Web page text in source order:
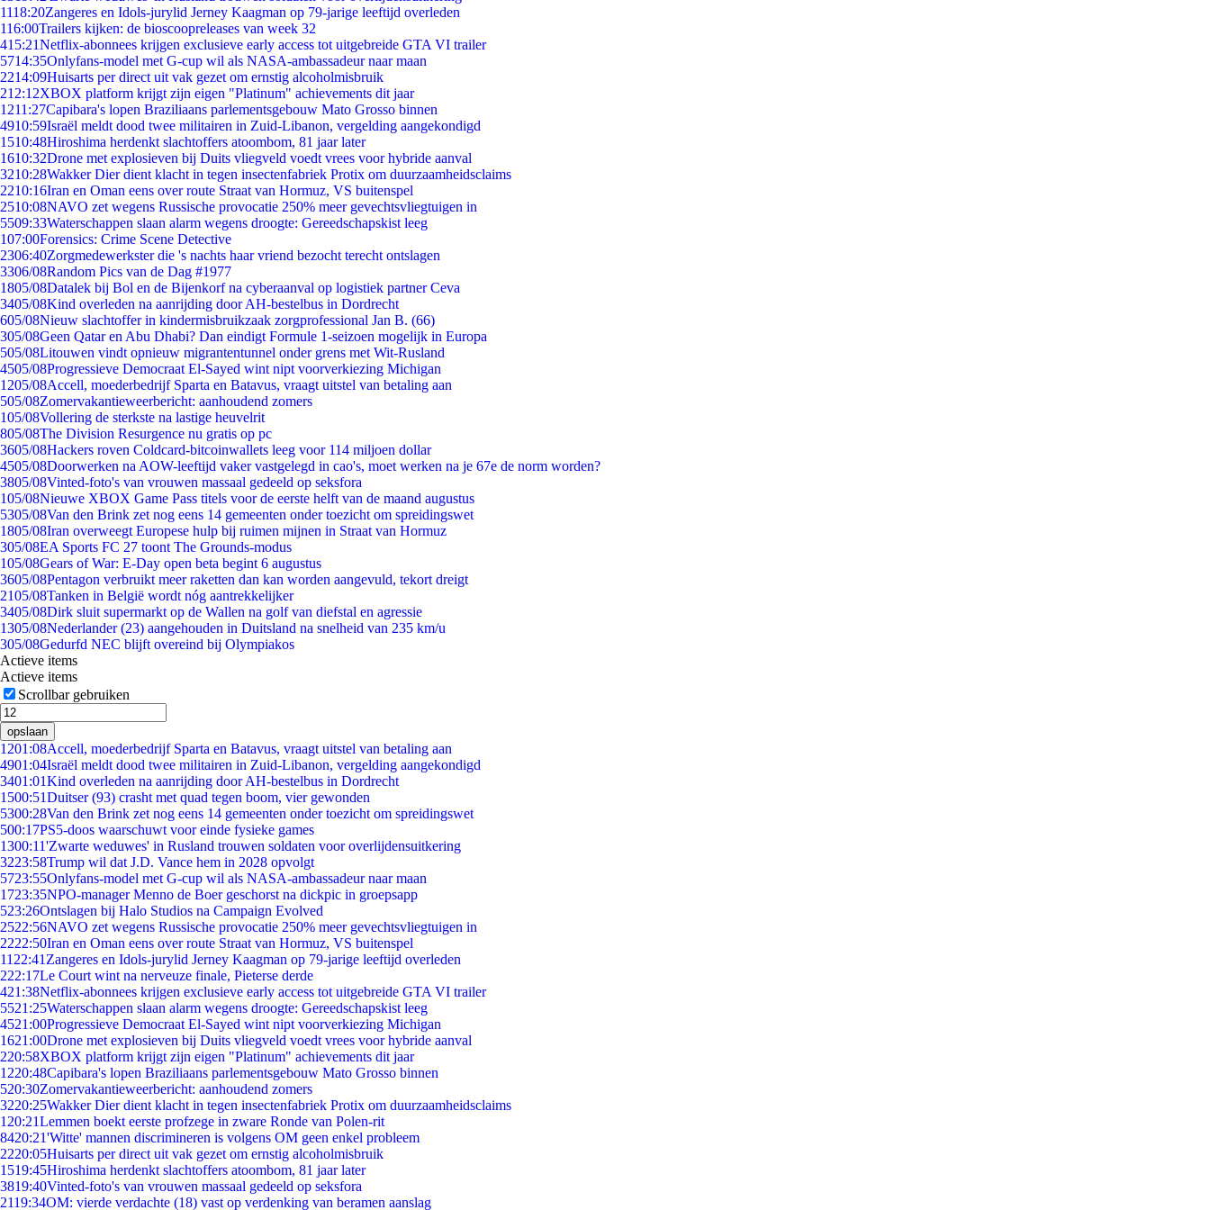
1118:20Zangeres en Idols-jurylid Jerney Kaagman op 79-jarige leeftijd overleden
116:00Trailers kijken: de bioscoopreleases van week 32
415:21Netflix-abonnees krijgen exclusieve early access tot uitgebreide GTA VI trailer
5714:35Onlyfans-model met G-cup wil als NASA-ambassadeur naar maan
2214:09Huisarts per direct uit vak gezet om ernstig alcoholmisbruik
212:12XBOX platform krijgt zijn eigen "Platinum" achievements dit jaar
1211:27Capibara's lopen Braziliaans parlementsgebouw Mato Grosso binnen
4910:59Israël meldt dood twee militairen in Zuid-Libanon, vergelding aangekondigd
1510:48Hiroshima herdenkt slachtoffers atoombom, 81 jaar later
1610:32Drone met explosieven bij Duits vliegveld voedt vrees voor hybride aanval
3210:28Wakker Dier dient klacht in tegen insectenfabriek Protix om duurzaamheidsclaims
2210:16Iran en Oman eens over route Straat van Hormuz, VS buitenspel
2510:08NAVO zet wegens Russische provocatie 250% meer gevechtsvliegtuigen in
5509:33Waterschappen slaan alarm wegens droogte: Gereedschapskist leeg
107:00Forensics: Crime Scene Detective
2306:40Zorgmedewerkster die 's nachts haar vriend bezocht terecht ontslagen
3306/08Random Pics van de Dag #1977
1805/08Datalek bij Bol en de Bijenkorf na cyberaanval op logistiek partner Ceva
3405/08Kind overleden na aanrijding door AH-bestelbus in Dordrecht
605/08Nieuw slachtoffer in kindermisbruikzaak zorgprofessional Jan B. (66)
305/08Geen Qatar en Abu Dhabi? Dan eindigt Formule 1-seizoen mogelijk in Europa
505/08Litouwen vindt opnieuw migrantentunnel onder grens met Wit-Rusland
4505/08Progressieve Democraat El-Sayed wint nipt voorverkiezing Michigan
1205/08Accell, moederbedrijf Sparta en Batavus, vraagt uitstel van betaling aan
505/08Zomervakantieweerbericht: aanhoudend zomers
105/08Vollering de sterkste na lastige heuvelrit
805/08The Division Resurgence nu gratis op pc
3605/08Hackers roven Coldcard-bitcoinwallets leeg voor 114 miljoen dollar
4505/08Doorwerken na AOW-leeftijd vaker vastgelegd in cao's, moet werken na je 67e de norm worden?
3805/08Vinted-foto's van vrouwen massaal gedeeld op seksfora
105/08Nieuwe XBOX Game Pass titels voor de eerste helft van de maand augustus
5305/08Van den Brink zet nog eens 14 gemeenten onder toezicht om spreidingswet
1805/08Iran overweegt Europese hulp bij ruimen mijnen in Straat van Hormuz
305/08EA Sports FC 27 toont The Grounds-modus
105/08Gears of War: E-Day open beta begint 6 augustus
3605/08Pentagon verbruikt meer raketten dan kan worden aangevuld, tekort dreigt
2105/08Tanken in België wordt nóg aantrekkelijker
3405/08Dirk sluit supermarkt op de Wallen na golf van diefstal en agressie
1305/08Nederlander (23) aangehouden in Duitsland na snelheid van 235 km/u
305/08Gedurfd NEC blijft overeind bij Olympiakos
Actieve items
Actieve items
Scrollbar gebruiken
opslaan
1201:08Accell, moederbedrijf Sparta en Batavus, vraagt uitstel van betaling aan
4901:04Israël meldt dood twee militairen in Zuid-Libanon, vergelding aangekondigd
3401:01Kind overleden na aanrijding door AH-bestelbus in Dordrecht
1500:51Duitser (93) crasht met quad tegen boom, vier gewonden
5300:28Van den Brink zet nog eens 14 gemeenten onder toezicht om spreidingswet
500:17PS5-doos waarschuwt voor einde fysieke games
1300:11'Zwarte weduwes' in Rusland trouwen soldaten voor overlijdensuitkering
3223:58Trump wil dat J.D. Vance hem in 2028 opvolgt
5723:55Onlyfans-model met G-cup wil als NASA-ambassadeur naar maan
1723:35NPO-manager Menno de Boer geschorst na dickpic in groepsapp
523:26Ontslagen bij Halo Studios na Campaign Evolved
2522:56NAVO zet wegens Russische provocatie 250% meer gevechtsvliegtuigen in
2222:50Iran en Oman eens over route Straat van Hormuz, VS buitenspel
11 22:41 Zangeres en Idols-jurylid Jerney Kaagman op 79-jarige leeftijd overleden
222:17Le Court wint na nerveuze finale, Pieterse derde
421:38Netflix-abonnees krijgen exclusieve early access tot uitgebreide GTA VI trailer
5521:25Waterschappen slaan alarm wegens droogte: Gereedschapskist leeg
4521:00Progressieve Democraat El-Sayed wint nipt voorverkiezing Michigan
1621:00Drone met explosieven bij Duits vliegveld voedt vrees voor hybride aanval
220:58XBOX platform krijgt zijn eigen "Platinum" achievements dit jaar
1220:48Capibara's lopen Braziliaans parlementsgebouw Mato Grosso binnen
520:30Zomervakantieweerbericht: aanhoudend zomers
3220:25Wakker Dier dient klacht in tegen insectenfabriek Protix om duurzaamheidsclaims
1 20:21Lemmen boekt eerste profzege in zware Ronde van Polen-rit
8420:21'Witte' mannen discrimineren is volgens OM geen enkel probleem
2220:05Huisarts per direct uit vak gezet om ernstig alcoholmisbruik
1519:45Hiroshima herdenkt slachtoffers atoombom, 81 jaar later
3819:40Vinted-foto's van vrouwen massaal gedeeld op seksfora
2119:34OM: vierde verdachte (18) vast op verdenking van beramen aanslag